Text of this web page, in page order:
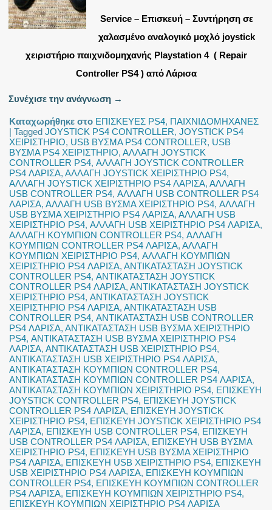
Service – Επισκευή – Συντήρηση σε
χαλασμένο αναλογικό μοχλό joystick
χειριστήριο παιχνιδομηχανής Playstation 4 ( Repair
Controller PS4 ) από Λάρισα
Συνέχισε την ανάγνωση →
Καταχωρήθηκε στο ΕΠΙΣΚΕΥΕΣ PS4, ΠΑΙΧΝΙΔΟΜΗΧΑΝΕΣ
|Tagged JOYSTICK PS4 CONTROLLER,JOYSTICK PS4
ΧΕΙΡΙΣΤΗΡΙΟ, USB ΒΥΣΜΑ PS4 CONTROLLER, USB
ΒΥΣΜΑ PS4 ΧΕΙΡΙΣΤΗΡΙΟ,ΑΛΛΑΓΗ JOYSTICK
CONTROLLER PS4,ΑΛΛΑΓΗ JOYSTICK CONTROLLER
PS4 ΛΑΡΙΣΑ,ΑΛΛΑΓΗ JOYSTICK ΧΕΙΡΙΣΤΗΡΙΟ PS4,
ΑΛΛΑΓΗ JOYSTICK ΧΕΙΡΙΣΤΗΡΙΟ PS4 ΛΑΡΙΣΑ,ΑΛΛΑΓΗ
USB CONTROLLER PS4,ΑΛΛΑΓΗ USB CONTROLLER PS4
ΛΑΡΙΣΑ,ΑΛΛΑΓΗ USB ΒΥΣΜΑ ΧΕΙΡΙΣΤΗΡΙΟ PS4,ΑΛΛΑΓΗ
USB ΒΥΣΜΑ ΧΕΙΡΙΣΤΗΡΙΟ PS4 ΛΑΡΙΣΑ,ΑΛΛΑΓΗ USB
ΧΕΙΡΙΣΤΗΡΙΟ PS4,ΑΛΛΑΓΗ USB ΧΕΙΡΙΣΤΗΡΙΟ PS4 ΛΑΡΙΣΑ,
ΑΛΛΑΓΗ ΚΟΥΜΠΙΩΝ CONTROLLER PS4,ΑΛΛΑΓΗ
ΚΟΥΜΠΙΩΝ CONTROLLER PS4 ΛΑΡΙΣΑ,ΑΛΛΑΓΗ
ΚΟΥΜΠΙΩΝ ΧΕΙΡΙΣΤΗΡΙΟ PS4,ΑΛΛΑΓΗ ΚΟΥΜΠΙΩΝ
ΧΕΙΡΙΣΤΗΡΙΟ PS4 ΛΑΡΙΣΑ,ΑΝΤΙΚΑΤΑΣΤΑΣΗ JOYSTICK
CONTROLLER PS4,ΑΝΤΙΚΑΤΑΣΤΑΣΗ JOYSTICK
CONTROLLER PS4 ΛΑΡΙΣΑ,ΑΝΤΙΚΑΤΑΣΤΑΣΗ JOYSTICK
ΧΕΙΡΙΣΤΗΡΙΟ PS4,ΑΝΤΙΚΑΤΑΣΤΑΣΗ JOYSTICK
ΧΕΙΡΙΣΤΗΡΙΟ PS4 ΛΑΡΙΣΑ,ΑΝΤΙΚΑΤΑΣΤΑΣΗ USB
CONTROLLER PS4,ΑΝΤΙΚΑΤΑΣΤΑΣΗ USB CONTROLLER
PS4 ΛΑΡΙΣΑ,ΑΝΤΙΚΑΤΑΣΤΑΣΗ USB ΒΥΣΜΑ ΧΕΙΡΙΣΤΗΡΙΟ
PS4,ΑΝΤΙΚΑΤΑΣΤΑΣΗ USB ΒΥΣΜΑ ΧΕΙΡΙΣΤΗΡΙΟ PS4
ΛΑΡΙΣΑ,ΑΝΤΙΚΑΤΑΣΤΑΣΗ USB ΧΕΙΡΙΣΤΗΡΙΟ PS4,
ΑΝΤΙΚΑΤΑΣΤΑΣΗ USB ΧΕΙΡΙΣΤΗΡΙΟ PS4 ΛΑΡΙΣΑ,
ΑΝΤΙΚΑΤΑΣΤΑΣΗ ΚΟΥΜΠΙΩΝ CONTROLLER PS4,
ΑΝΤΙΚΑΤΑΣΤΑΣΗ ΚΟΥΜΠΙΩΝ CONTROLLER PS4 ΛΑΡΙΣΑ,
ΑΝΤΙΚΑΤΑΣΤΑΣΗ ΚΟΥΜΠΙΩΝ ΧΕΙΡΙΣΤΗΡΙΟ PS4, ΕΠΙΣΚΕΥΗ
JOYSTICK CONTROLLER PS4, ΕΠΙΣΚΕΥΗ JOYSTICK
CONTROLLER PS4 ΛΑΡΙΣΑ, ΕΠΙΣΚΕΥΗ JOYSTICK
ΧΕΙΡΙΣΤΗΡΙΟ PS4, ΕΠΙΣΚΕΥΗ JOYSTICK ΧΕΙΡΙΣΤΗΡΙΟ PS4
ΛΑΡΙΣΑ, ΕΠΙΣΚΕΥΗ USB CONTROLLER PS4, ΕΠΙΣΚΕΥΗ
USB CONTROLLER PS4 ΛΑΡΙΣΑ, ΕΠΙΣΚΕΥΗ USB ΒΥΣΜΑ
ΧΕΙΡΙΣΤΗΡΙΟ PS4, ΕΠΙΣΚΕΥΗ USB ΒΥΣΜΑ ΧΕΙΡΙΣΤΗΡΙΟ
PS4 ΛΑΡΙΣΑ, ΕΠΙΣΚΕΥΗ USB ΧΕΙΡΙΣΤΗΡΙΟ PS4, ΕΠΙΣΚΕΥΗ
USB ΧΕΙΡΙΣΤΗΡΙΟ PS4 ΛΑΡΙΣΑ, ΕΠΙΣΚΕΥΗ ΚΟΥΜΠΙΩΝ
CONTROLLER PS4, ΕΠΙΣΚΕΥΗ ΚΟΥΜΠΙΩΝ CONTROLLER
PS4 ΛΑΡΙΣΑ, ΕΠΙΣΚΕΥΗ ΚΟΥΜΠΙΩΝ ΧΕΙΡΙΣΤΗΡΙΟ PS4,
ΕΠΙΣΚΕΥΗ ΚΟΥΜΠΙΩΝ ΧΕΙΡΙΣΤΗΡΙΟ PS4 ΛΑΡΙΣΑ